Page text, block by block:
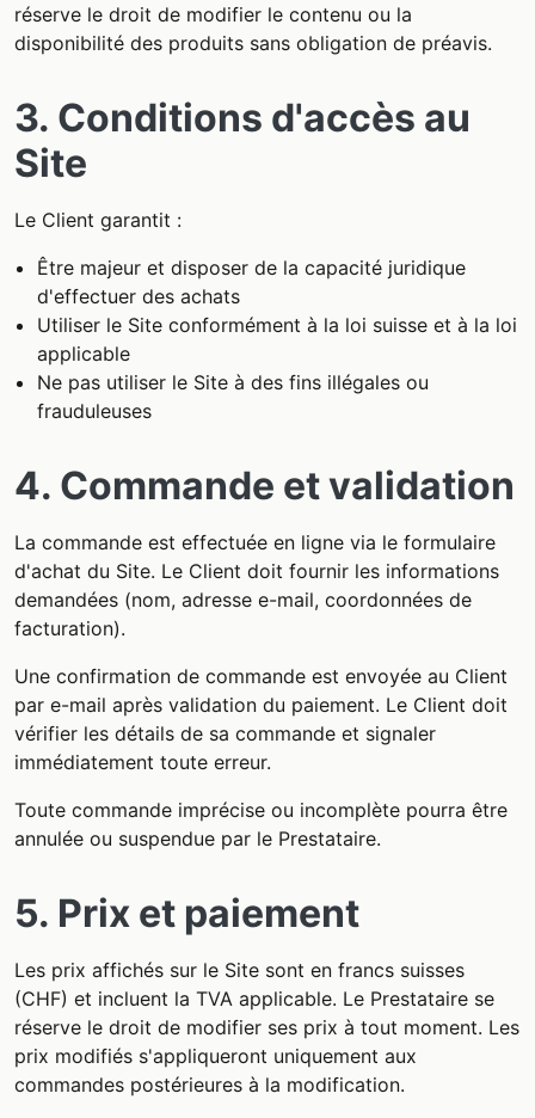
réserve le droit de modifier le contenu ou la
disponibilité des produits sans obligation de préavis.
3. Conditions d'accès au
Site
Le Client garantit :
Être majeur et disposer de la capacité juridique
d'effectuer des achats
Utiliser le Site conformément à la loi suisse et à la loi
applicable
Ne pas utiliser le Site à des fins illégales ou
frauduleuses
4. Commande et validation
La commande est effectuée en ligne via le formulaire
d'achat du Site. Le Client doit fournir les informations
demandées (nom, adresse e-mail, coordonnées de
facturation).
Une confirmation de commande est envoyée au Client
par e-mail après validation du paiement. Le Client doit
vérifier les détails de sa commande et signaler
immédiatement toute erreur.
Toute commande imprécise ou incomplète pourra être
annulée ou suspendue par le Prestataire.
5. Prix et paiement
Les prix affichés sur le Site sont en francs suisses
(CHF) et incluent la TVA applicable. Le Prestataire se
réserve le droit de modifier ses prix à tout moment. Les
prix modifiés s'appliqueront uniquement aux
commandes postérieures à la modification.